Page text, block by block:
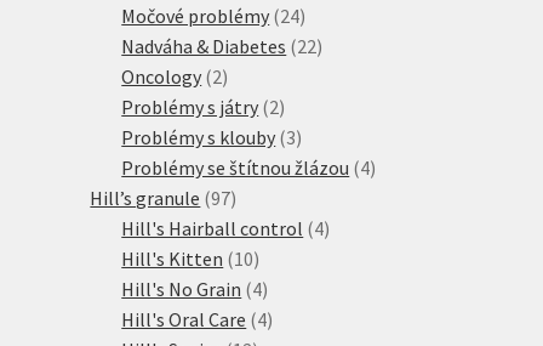
produktů
Močové problémy 2424
produktů
Nadváha & Diabetes 2222
Oncology 22
produkty
Problémy s játry 22
produkty
Problémy s klouby 33
produkty
Problémy se štítnou žlázou 44
Hill’s granule 9797
produktů
Hill's Hairball control 44
Hill's Kitten 1010
produktů
Hill's No Grain 44
produkty
Hill's Oral Care 44